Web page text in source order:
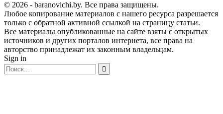
© 2026 - baranovichi.by. Все права защищены.
Любое копирование материалов с нашего ресурса разрешается
только с обратной активной ссылкой на страницу статьи.
Все материалы опубликованные на сайте взяты с открытых
источников и других порталов интернета, все права на
авторство принадлежат их законным владельцам.
Sign in